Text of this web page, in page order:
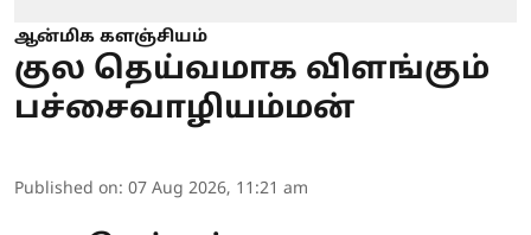
ஆன்மிக களஞ்சியம்
குல தெய்வமாக விளங்கும்
பச்சைவாழியம்மன்
Published on: 07 Aug 2026, 11:21 am